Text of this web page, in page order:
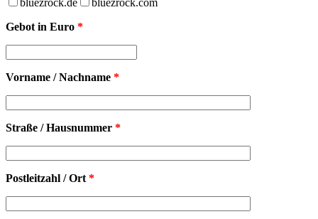
bluezrock.de
bluezrock.com
Gebot in Euro *
Vorname / Nachname *
Straße / Hausnummer *
Postleitzahl / Ort *